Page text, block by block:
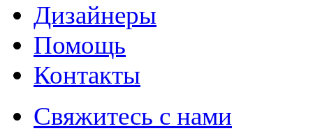
Дизайнеры
Помощь
Контакты
Свяжитесь с нами